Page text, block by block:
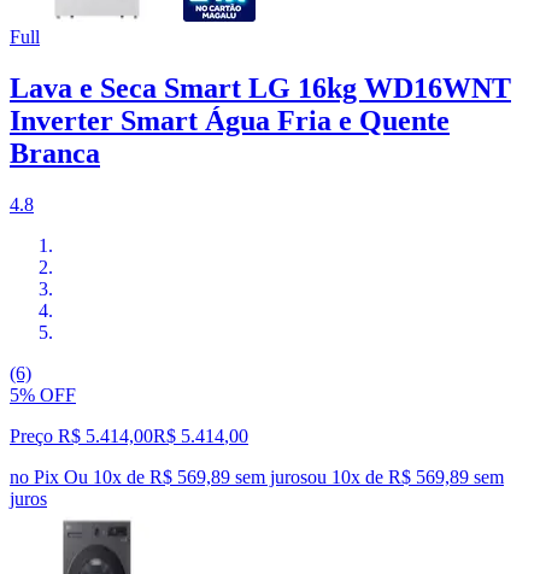
Full
Lava e Seca Smart LG 16kg WD16WNT
Inverter Smart Água Fria e Quente
Branca
4.8
(6)
5% OFF
Preço R$ 5.414,00R$ 5.414,00
no Pix Ou 10x de R$ 569,89 sem jurosou 10x de R$ 569,89 sem
juros